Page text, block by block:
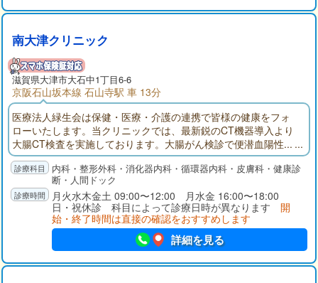
南大津クリニック
滋賀県大津市大石中1丁目6-6
京阪石山坂本線 石山寺駅 車 13分
医療法人緑生会は保健・医療・介護の連携で皆様の健康をフォ
ローいたします。当クリニックでは、最新鋭のCT機器導入より
大腸CT検査を実施しております。大腸がん検診で便潜血陽性...
でも大腸内視鏡検査は前処置が大変だし痛みがあって怖い...大腸
CTは前処置も軽く痛みもほとんどなく、大腸検査食もご用意し
ておりますのでほぼ絶食もありません。
内科・整形外科・消化器内科・循環器内科・皮膚科・健康診
断・人間ドック
月火水木金土 09:00〜12:00 月水金 16:00〜18:00
日・祝休診 科目によって診療日時が異なります 開
始・終了時間は直接の確認をおすすめします
詳細を見る